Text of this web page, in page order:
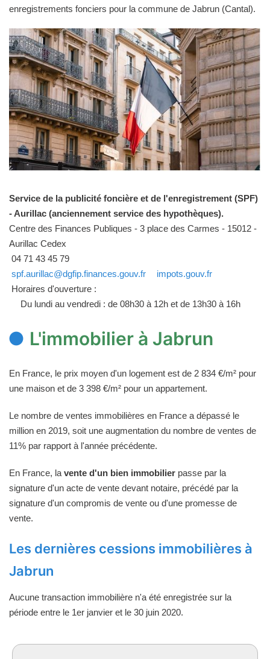
enregistrements fonciers pour la commune de Jabrun (Cantal).
Service de la publicité foncière et de l'enregistrement (SPF)
- Aurillac (anciennement service des hypothèques).
Centre des Finances Publiques - 3 place des Carmes - 15012 -
Aurillac Cedex
04 71 43 45 79
spf.aurillac@dgfip.finances.gouv.fr
impots.gouv.fr
Horaires d'ouverture :
Du lundi au vendredi : de 08h30 à 12h et de 13h30 à 16h
L'immobilier à Jabrun
En France, le prix moyen d'un logement est de 2 834 €/m² pour
une maison et de 3 398 €/m² pour un appartement.
Le nombre de ventes immobilières en France a dépassé le
million en 2019, soit une augmentation du nombre de ventes de
11% par rapport à l'année précédente.
En France, la vente d'un bien immobilier passe par la
signature d'un acte de vente devant notaire, précédé par la
signature d'un compromis de vente ou d'une promesse de
vente.
Les dernières cessions immobilières à
Jabrun
Aucune transaction immobilière n'a été enregistrée sur la
période entre le 1er janvier et le 30 juin 2020.